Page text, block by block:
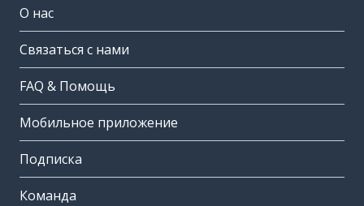
О нас
Связаться с нами
FAQ & Помощь
Мобильное приложение
Подписка
Команда